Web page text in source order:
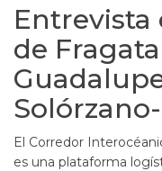
Entrevista
de Fragata
El Corredor
es una plataforma